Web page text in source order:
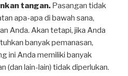
tangan. Pasangan tidak
apa-apa di bawah sana,
Anda. Akan tetapi, jika Anda
banyak pemanasan,
ini Anda memiliki banyak
(dan lain-lain) tidak diperlukan.